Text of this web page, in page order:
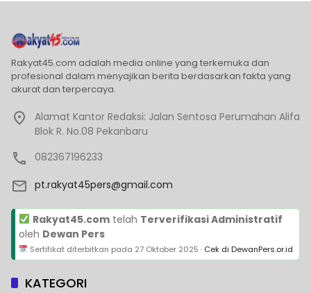
Rakyat45.com adalah media online yang terkemuka dan
profesional dalam menyajikan berita berdasarkan fakta yang
akurat dan terpercaya.
Alamat Kantor Redaksi: Jalan Sentosa Perumahan Alifa
Blok R. No.08 Pekanbaru
082367196233
pt.rakyat45pers@gmail.com
Rakyat45.comtelah Terverifikasi Administratif
oleh Dewan Pers
Sertifikat diterbitkan pada 27 Oktober 2025 · Cek di DewanPers.or.id
KATEGORI